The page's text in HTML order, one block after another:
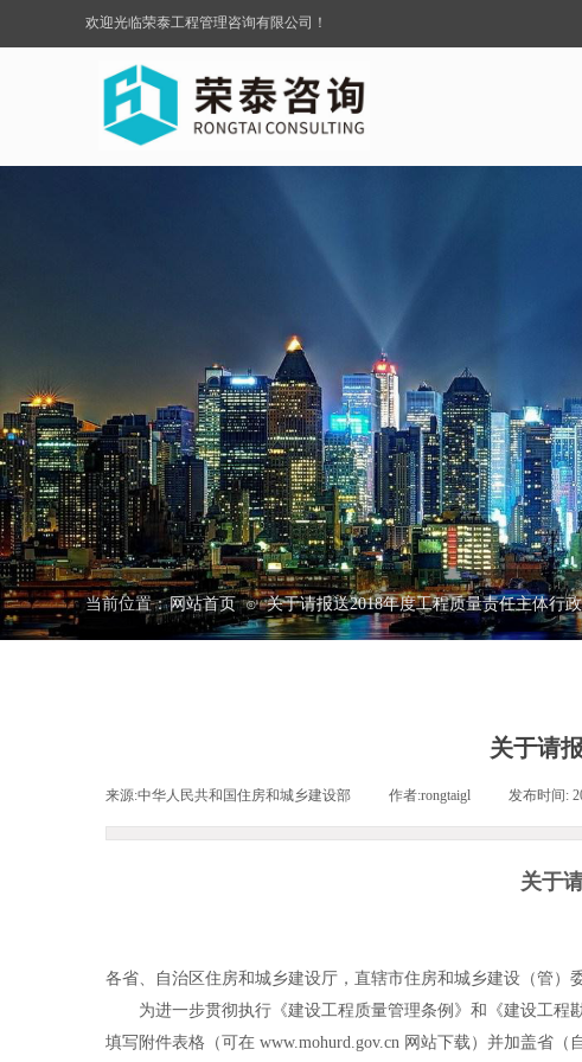
欢迎光临荣泰工程管理咨询有限公司！
当前位置：网站首页 ⊙ 关于请报送2018年度工程质量责任主体行
关于请
来源:中华人民共和国住房和城乡建设部 作者:rongtaigl 发布时间:
关于
各省、自治区住房和城乡建设厅，直辖市住房和城乡建设（管）
为进一步贯彻执行《建设工程质量管理条例》和《建设工程勘
填写附件表格（可在 www.mohurd.gov.cn 网站下载）并加盖省